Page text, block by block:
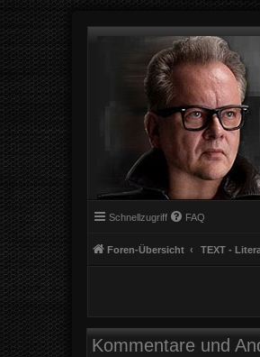
Schnellzugriff FAQ
Foren-Übersicht TEXT -
Kommentare und